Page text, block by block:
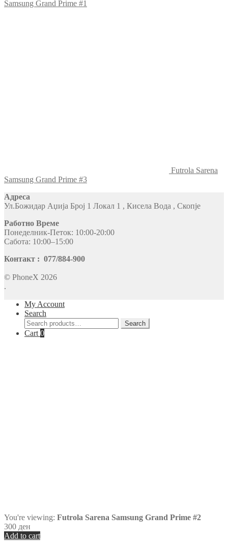
Samsung Grand Prime #1
Futrola Sarena
Samsung Grand Prime #3
Адреса
Ул.Божидар Аџија Број 1 Локал 1 , Кисела Вода , Скопје
Работно Време
Понеделник-Петок: 10:00-20:00
Сабота: 10:00–15:00
Контакт : 077/884-900
© PhoneX 2026
.
My Account
Search
Search
for:
Search
Cart 0
You're viewing: Futrola Sarena Samsung Grand Prime #2
300 ден
Add to cart